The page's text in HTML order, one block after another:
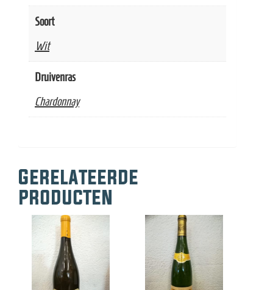
Soort
Wit
Druivenras
Chardonnay
Gerelateerde
producten